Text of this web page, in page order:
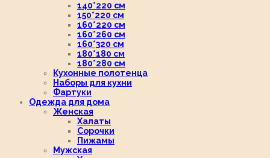
140*220 см
150*220 см
160*220 см
160*260 см
160*320 см
180*180 см
180*280 см
Кухонные полотенца
Наборы для кухни
Фартуки
Одежда для дома
Женская
Халаты
Сорочки
Пижамы
Мужская